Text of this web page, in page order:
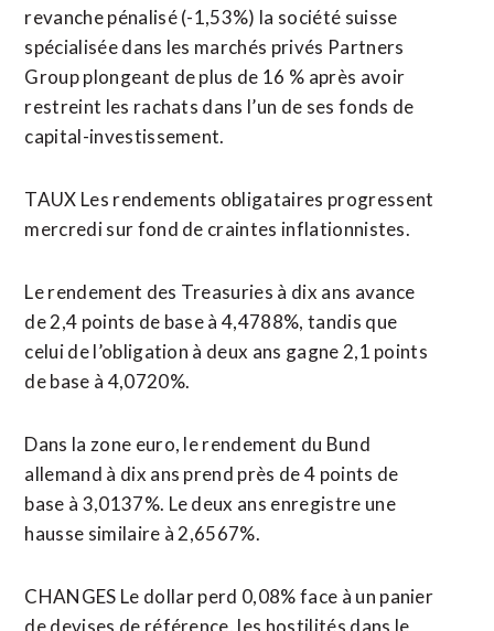
revanche pénalisé (-1,53%) la société suisse
spécialisée dans les marchés privés Partners
Group plongeant de plus de 16 % après avoir
restreint les rachats dans l’un de ses fonds de
capital-investissement.
TAUX Les rendements obligataires progressent
mercredi sur fond de craintes inflationnistes.
Le rendement des Treasuries à dix ans avance
de 2,4 points de base à 4,4788%, tandis que
celui de l’obligation à deux ans gagne 2,1 points
de base à 4,0720%.
Dans la zone euro, le rendement du Bund
allemand à dix ans prend près de 4 points de
base à 3,0137%. Le deux ans enregistre une
hausse similaire à 2,6567%.
CHANGES Le dollar ⁠perd 0,08% face à un panier
de devises de référence, les hostilités dans le